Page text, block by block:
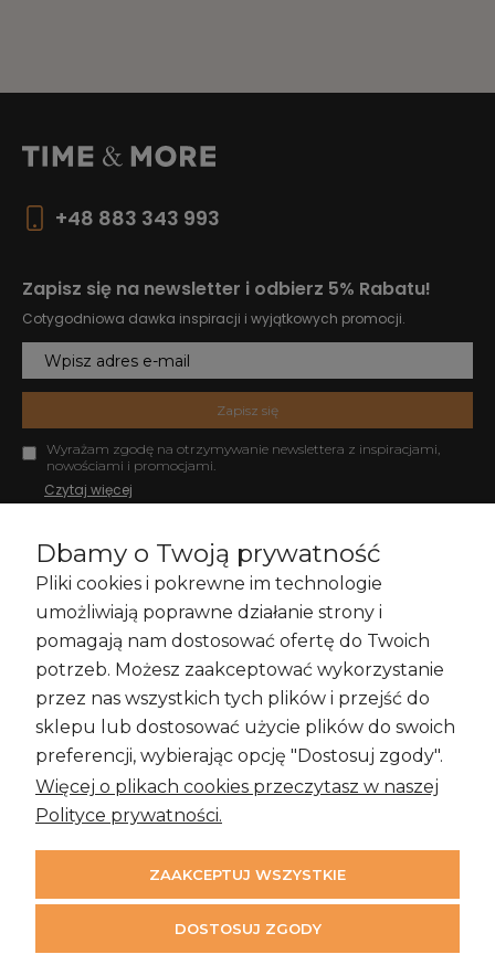
+48 883 343 993
Zapisz się na newsletter i odbierz 5% Rabatu!
Cotygodniowa dawka inspiracji i wyjątkowych promocji.
Zapisz się
Wyrażam zgodę na otrzymywanie newslettera z inspiracjami,
nowościami i promocjami.
Czytaj więcej
Zakupy i Zwroty
Informacje
Moje konto
Dbamy o Twoją prywatność
Pliki cookies i pokrewne im technologie
umożliwiają poprawne działanie strony i
pomagają nam dostosować ofertę do Twoich
potrzeb. Możesz zaakceptować wykorzystanie
przez nas wszystkich tych plików i przejść do
sklepu lub dostosować użycie plików do swoich
preferencji, wybierając opcję "Dostosuj zgody".
Więcej o plikach cookies przeczytasz w naszej
Polityce prywatności.
ZAAKCEPTUJ WSZYSTKIE
DOSTOSUJ ZGODY